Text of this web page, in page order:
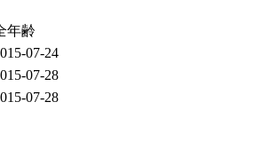
年齢
07-24
07-28
07-28